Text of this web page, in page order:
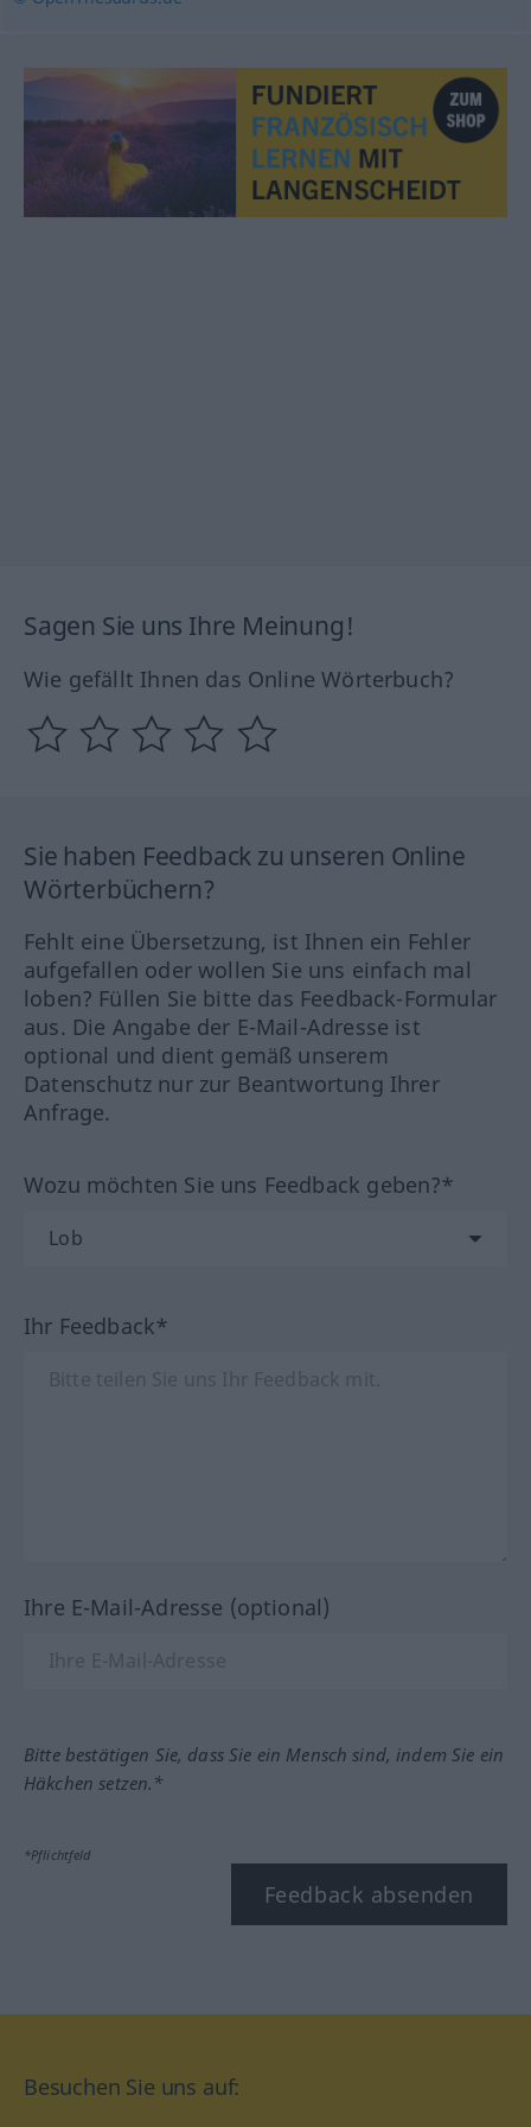
Sagen Sie uns Ihre Meinung!
Wie gefällt Ihnen das Online Wörterbuch?
Sie haben Feedback zu unseren Online
Wörterbüchern?
Fehlt eine Übersetzung, ist Ihnen ein Fehler
aufgefallen oder wollen Sie uns einfach mal
loben? Füllen Sie bitte das Feedback-Formular
aus. Die Angabe der E-Mail-Adresse ist
optional und dient gemäß unserem
Datenschutz nur zur Beantwortung Ihrer
Anfrage.
Wozu möchten Sie uns Feedback geben?*
Ihr Feedback*
Ihre E-Mail-Adresse (optional)
Bitte bestätigen Sie, dass Sie ein Mensch sind, indem Sie ein
Häkchen setzen.*
*Pflichtfeld
Feedback absenden
Besuchen Sie uns auf: